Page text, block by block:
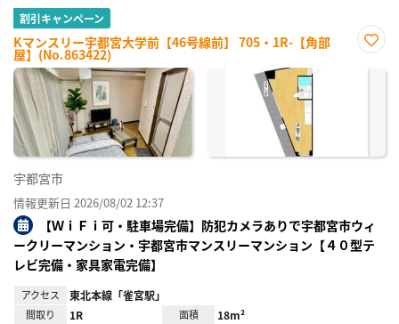
割引キャンペーン
Kマンスリー宇都宮大学前【46号線前】 705・1R-【角部
屋】(No.863422)
に入
宇都宮市
情報更新日 2026/08/02 12:37
【ＷｉＦｉ可・駐車場完備】防犯カメラありで宇都宮市ウィ
ークリーマンション・宇都宮市マンスリーマンション【４０型テ
レビ完備・家具家電完備】
アクセス 東北本線「雀宮駅」
間取り 1R 面積 18m²